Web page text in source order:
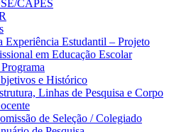
CAPES
Experiência Estudantil – Projeto
em Educação Escolar
e Histórico
Linhas de Pesquisa e Corpo
de Seleção / Colegiado